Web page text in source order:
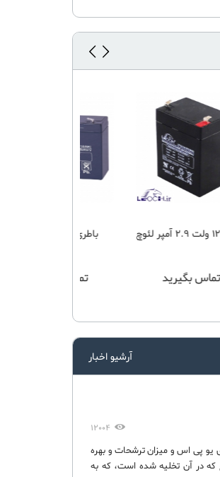
باطری 12 ولت 4.5 آمپر
تماس بگیرید
آرشیو اخبار
12004
یو پی اس و میزان ترشحات و بهره
که در آن تخلیه شده است، که به